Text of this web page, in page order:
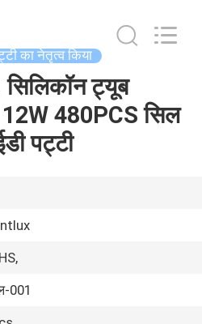
का नेतृत्व किया
ट्यूब
480PCS सिल
पट्टी
001